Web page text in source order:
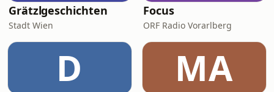
Grätzlgeschichten
Stadt Wien
Focus
ORF Radio Vorarlberg
D MA